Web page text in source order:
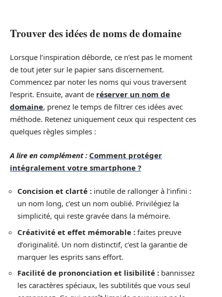
Trouver des idées de noms de domaine
Lorsque l’inspiration déborde, ce n’est pas le moment
de tout jeter sur le papier sans discernement.
Commencez par noter les noms qui vous traversent
l’esprit. Ensuite, avant de réserver un nom de
domaine, prenez le temps de filtrer ces idées avec
méthode. Retenez uniquement ceux qui respectent ces
quelques règles simples :
A lire en complément : Comment protéger
intégralement votre smartphone ?
Concision et clarté : inutile de rallonger à l’infini :
un nom long, c’est un nom oublié. Privilégiez la
simplicité, qui reste gravée dans la mémoire.
Créativité et effet mémorable : faites preuve
d’originalité. Un nom distinctif, c’est la garantie de
marquer les esprits sans effort.
Facilité de prononciation et lisibilité : bannissez
les caractères spéciaux, les subtilités que vous seul